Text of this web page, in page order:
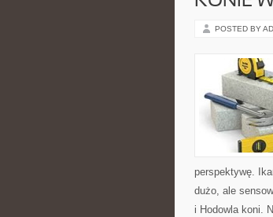
POSTED BY
perspektywę.
dużo, ale
i Hodowla koni.